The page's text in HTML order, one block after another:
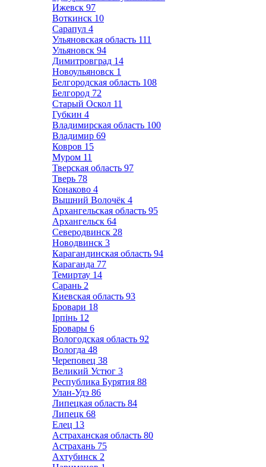
Ижевск 97
Воткинск 10
Сарапул 4
Ульяновская область 111
Ульяновск 94
Димитровград 14
Новоульяновск 1
Белгородская область 108
Белгород 72
Старый Оскол 11
Губкин 4
Владимирская область 100
Владимир 69
Ковров 15
Муром 11
Тверская область 97
Тверь 78
Конаково 4
Вышний Волочёк 4
Архангельская область 95
Архангельск 64
Северодвинск 28
Новодвинск 3
Карагандинская область 94
Караганда 77
Темиртау 14
Сарань 2
Киевская область 93
Бровари 18
Ірпінь 12
Бровары 6
Вологодская область 92
Вологда 48
Череповец 38
Великий Устюг 3
Республика Бурятия 88
Улан-Удэ 86
Липецкая область 84
Липецк 68
Елец 13
Астраханская область 80
Астрахань 75
Ахтубинск 2